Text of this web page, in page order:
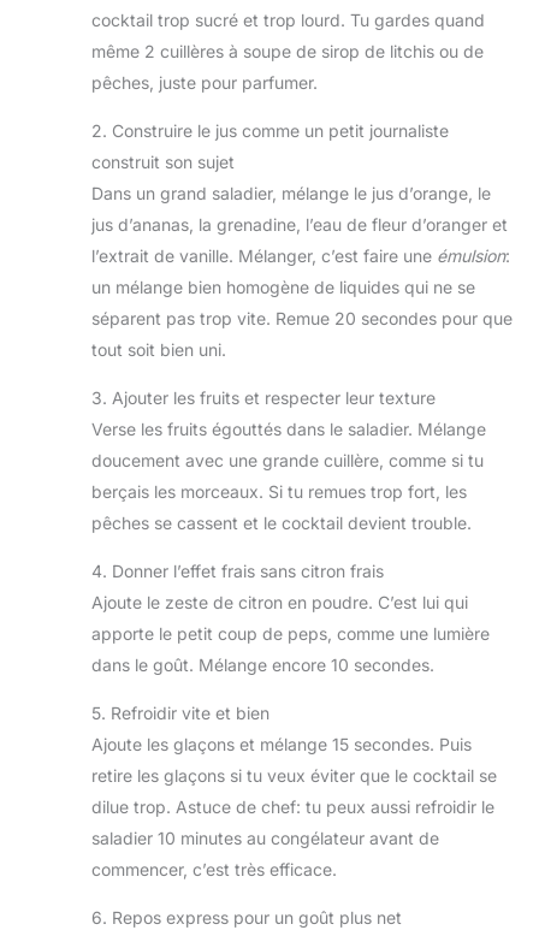
cocktail trop sucré et trop lourd. Tu gardes quand
même 2 cuillères à soupe de sirop de litchis ou de
pêches, juste pour parfumer.
2. Construire le jus comme un petit journaliste
construit son sujet
Dans un grand saladier, mélange le jus d’orange, le
jus d’ananas, la grenadine, l’eau de fleur d’oranger et
l’extrait de vanille. Mélanger, c’est faire une émulsion:
un mélange bien homogène de liquides qui ne se
séparent pas trop vite. Remue 20 secondes pour que
tout soit bien uni.
3. Ajouter les fruits et respecter leur texture
Verse les fruits égouttés dans le saladier. Mélange
doucement avec une grande cuillère, comme si tu
berçais les morceaux. Si tu remues trop fort, les
pêches se cassent et le cocktail devient trouble.
4. Donner l’effet frais sans citron frais
Ajoute le zeste de citron en poudre. C’est lui qui
apporte le petit coup de peps, comme une lumière
dans le goût. Mélange encore 10 secondes.
5. Refroidir vite et bien
Ajoute les glaçons et mélange 15 secondes. Puis
retire les glaçons si tu veux éviter que le cocktail se
dilue trop. Astuce de chef: tu peux aussi refroidir le
saladier 10 minutes au congélateur avant de
commencer, c’est très efficace.
6. Repos express pour un goût plus net